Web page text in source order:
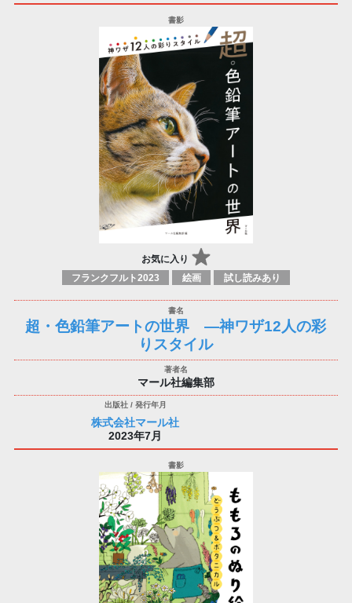
お気に入り
フランクフルト2023 絵画 試し読みあり
超・色鉛筆アートの世界 —神ワザ12人の彩
りスタイル
マール社編集部
株式会社マール社
2023年7月